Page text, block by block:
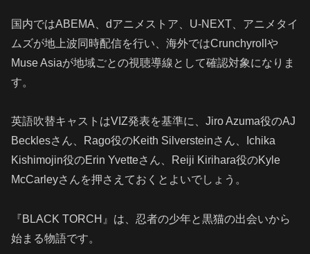
国内ではABEMA、dアニメストア、U-NEXT、アニメタイ
ムズが地上波同時配信を行い、海外ではCrunchyrollや
Muse Asiaが地域ごとの視聴導線として確認対象になりま
す。
英語吹替キャストはVIZ発表を基準に、Jiro Azuma役のAJ
Becklesさん、Rago役のKeith Silversteinさん、Ichika
Kishimojin役のErin Yvetteさん、Reiji Kirihara役のKyle
McCarleyさんを押さえておくとよいでしょう。
『BLACK TORCH』は、忍者の少年と黒猫の出会いから
始まる物語です。